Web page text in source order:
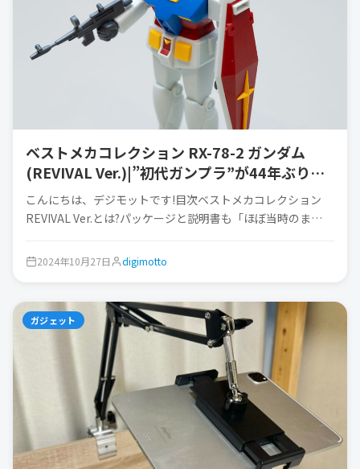
ベストメカコレクション RX-78-2 ガンダム
(REVIVAL Ver.)|”初代ガンプラ”が44年ぶりに
蘇った!
こんにちは、デジモットです!目次ベストメカコレクション
REVIVAL Ver.とは?パッケージと説明書も「ほぼ当時のま…
2024年10月27日 digimotto
ガジェット